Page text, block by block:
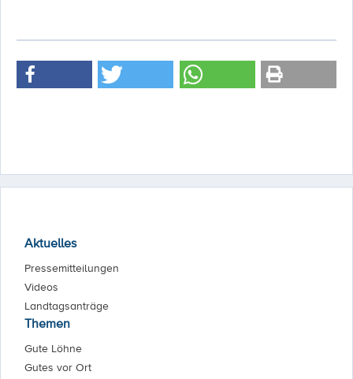
Aktuelles
Pressemitteilungen
Videos
Landtagsanträge
Themen
Gute Löhne
Gutes vor Ort